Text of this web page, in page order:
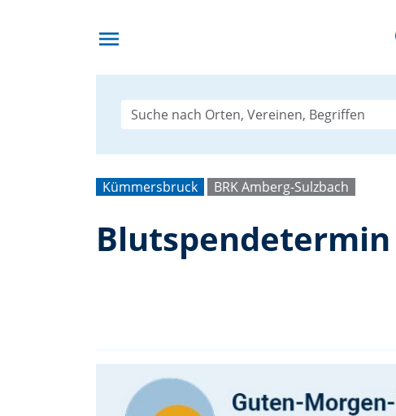
menu
Kümmersbruck BRK Amberg-Sulzbach